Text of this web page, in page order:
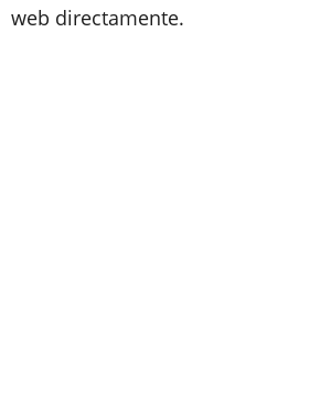
web directamente.